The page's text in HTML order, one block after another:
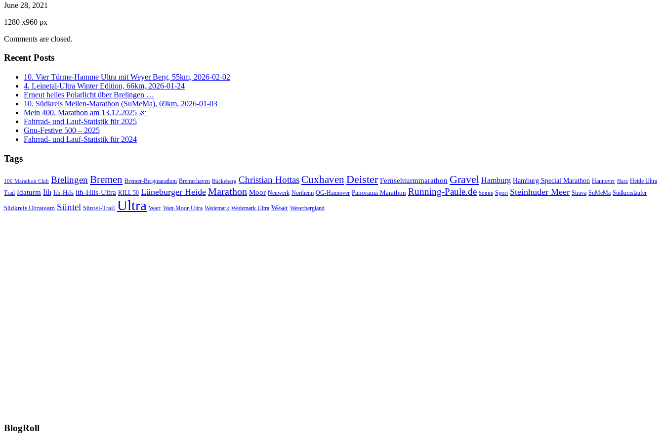
June 28, 2021
1280 x960 px
Comments are closed.
Recent Posts
10. Vier Türme-Hamme Ultra mit Weyer Berg, 55km, 2026-02-02
4. Leinetal-Ultra Winter Edition, 66km, 2026-01-24
Erneut helles Polarlicht über Brelingen …
10. Südkreis Meilen-Marathon (SuMeMa), 69km, 2026-01-03
Mein 400. Marathon am 13.12.2025 🎉
Fahrrad- und Lauf-Statistik für 2025
Gnu-Festive 500 – 2025
Fahrrad- und Lauf-Statistik für 2024
Tags
100 Marathon Club BrelingenBremen Bremer-Bergmarathon Bremerhaven Bückeberg Christian HottasCuxhaven Deister Fernsehturmmarathon Gravel Hamburg Hamburg Special Marathon Hannover Harz Heide Ultra
Trail Idaturm Ith Ith-Hils ith-Hils-Ultra KILL 50 Lüneburger Heide Marathon Moor Neuwerk Northeim OG-Hannover Panorama-Marathon Running-Paule.de Sonne Sport Steinhuder Meer Strava SuMeMa Südkreisläufer
Südkreis Ultrateam Süntel Süntel-Trail Ultra Watt Watt-Moor-Ultra Wedemark Wedemark Ultra Weser Weserbergland
BlogRoll